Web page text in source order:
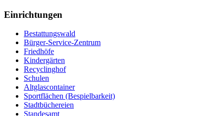
Einrichtungen
Bestattungswald
Bürger-Service-Zentrum
Friedhöfe
Kindergärten
Recyclinghof
Schulen
Altglascontainer
Sportflächen (Bespielbarkeit)
Stadtbüchereien
Standesamt